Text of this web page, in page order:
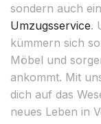
sondern auch
Umzugsservice.
kümmern sich
Möbel und
ankommt. Mit
dich auf das
neues Leben in